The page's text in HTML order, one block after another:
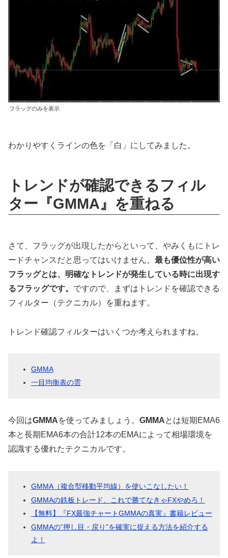
フラッグのみを表示
わかりやすくラインの色を「白」にしてみました。
トレンドが確認できるフィル
ター『GMMA』を重ねる
さて、フラッグが出現したからといって、やみくもにトレ
ードチャンスだと思ってはいけません。 最も優位性が高い
フラッグとは、明確なトレンドが発生している時に出現す
るフラッグです。 ですので、まずはトレンドを確認できる
フィルター（テクニカル）を重ねます。
トレンド確認フィルターはいくつか考えられますね。
GMMA
一目均衡表の雲
今回はGMMAを使ってみましょう。 GMMAとは短期EMA6
本と長期EMA6本の合計12本のEMAによって相場環境を
認識する優れたテクニカルです。
GMMA（複合型移動平均線）を使いこなしたい！
GMMAの鉄板トレード、これで勝てなきゃFXやめろ！
【無料】『FX最強チャートGMMAの真実』書籍レビュー
GMMAの”押し目・戻り”を確実に捉える方法を紹介する
よ！